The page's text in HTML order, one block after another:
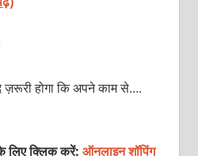
होगा कि अपने काम से….
के लिए क्लिक करें: ऑनलाइन शॉपिंग